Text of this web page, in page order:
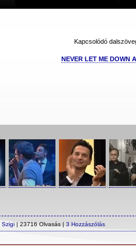
Kapcsolódó
NEVER LET ME DOWN
Szigi | 23716 Olvasás | 3 Hozzászólás